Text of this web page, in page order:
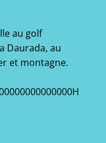
au golf
Daurada, au
et montagne.